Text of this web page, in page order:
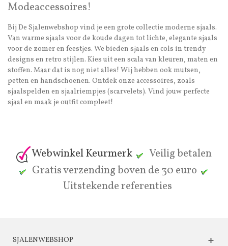
Modeaccessoires!
Bij De Sjalenwebshop vind je een grote collectie moderne sjaals.
Van warme sjaals voor de koude dagen tot lichte, elegante sjaals
voor de zomer en feestjes. We bieden sjaals en cols in trendy
designs en retro stijlen. Kies uit een scala van kleuren, maten en
stoffen. Maar dat is nog niet alles! Wij hebben ook mutsen,
petten en handschoenen. Ontdek onze accessoires, zoals
sjaalspelden en sjaalriempjes (scarvelets). Vind jouw perfecte
sjaal en maak je outfit compleet!
Webwinkel Keurmerk
Veilig betalen
Gratis verzending boven de 30 euro
Uitstekende referenties
SJALENWEBSHOP